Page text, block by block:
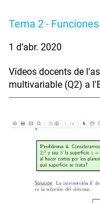
Tema 2 -
1 d’abr. 2020
Vídeos docents de
multivariable (Q2) a